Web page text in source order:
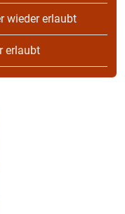
wieder erlaubt
erlaubt